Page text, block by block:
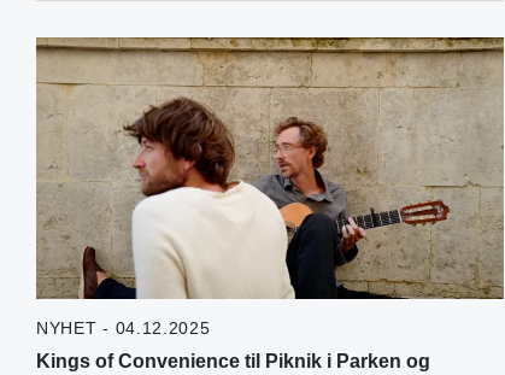
NYHET - 04.12.2025
Kings of Convenience til Piknik i Parken og